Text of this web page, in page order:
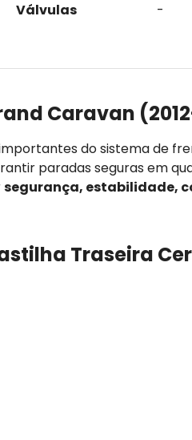
Válvulas
-
Caravan
do sistema de
paradas seguras em
segurança, estabilidade,
Traseira